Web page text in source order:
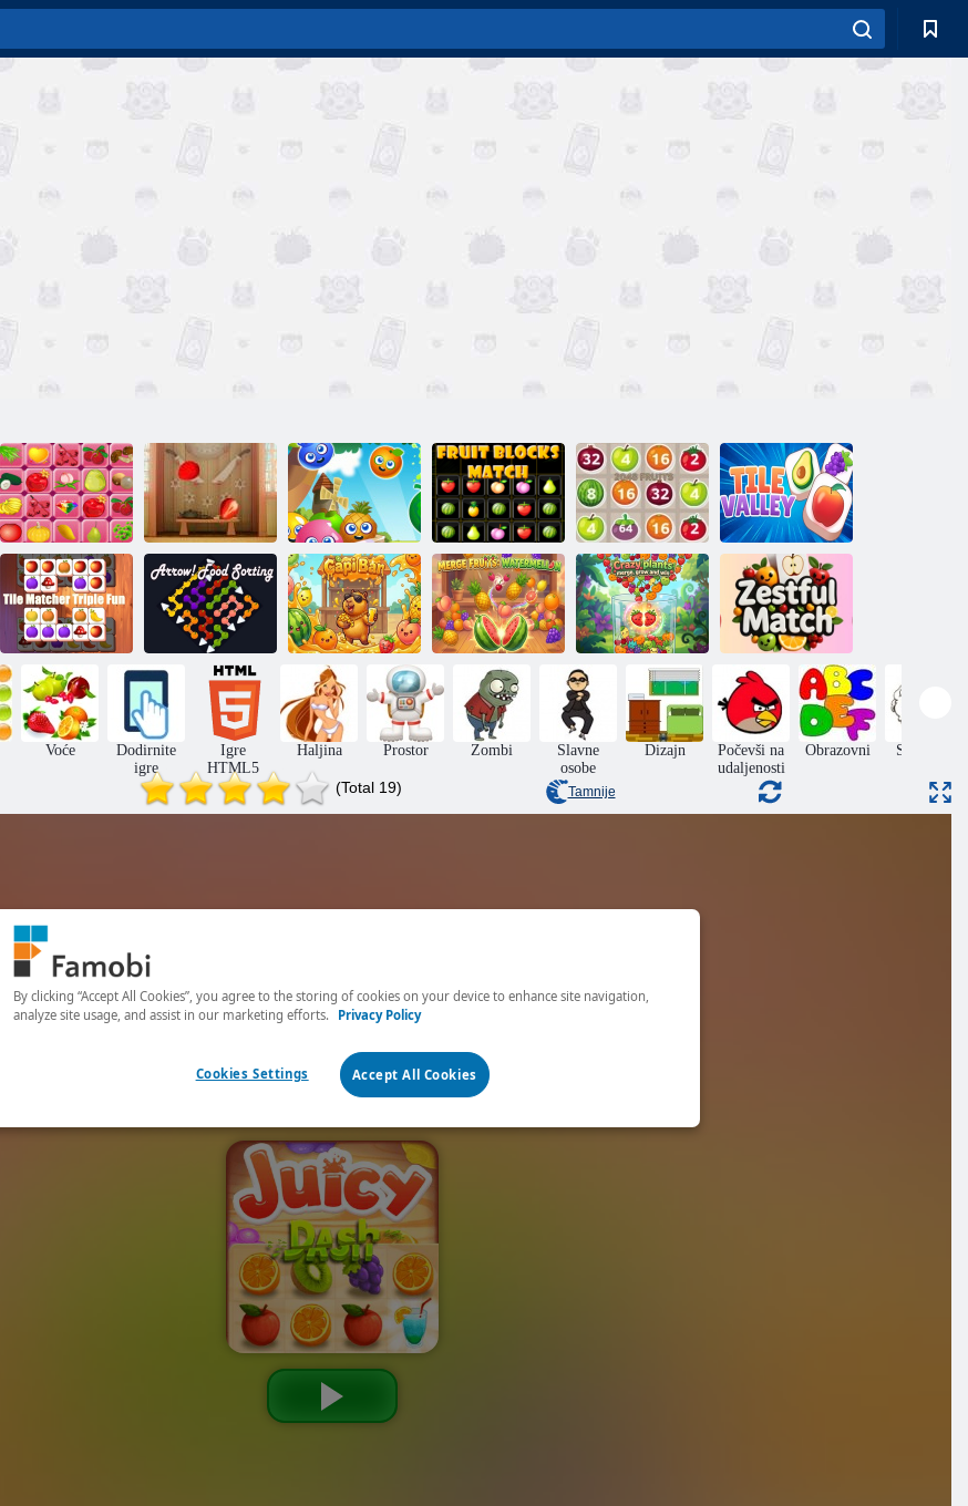
Voće Mahjong Voće kuharica
Voćni okretni
meč 3
Blokovi za voće 2048 Plodovi Valley Tiles
Slaganje pločica,
utrostručite
zabavu
Strijela!
Razvrstavanje
hrane
Capi bar
Voćna
kombinacija:
lubenica
Lude biljke:
spajaj, rasti i
osvajaj
Uzbudljiva
utakmica
Voće
Dodirnite
igre
Igre
HTML5
Haljina Prostor Zombi
Slavne
osobe
Dizajn
Počevši na
udaljenosti
Obrazovni Skakanje
(Total 19) Tamnije